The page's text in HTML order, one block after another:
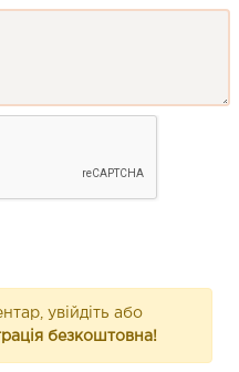
увійдіть або
безкоштовна!